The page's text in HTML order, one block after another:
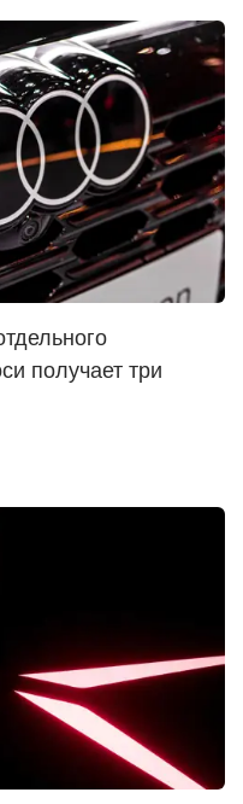
получает три